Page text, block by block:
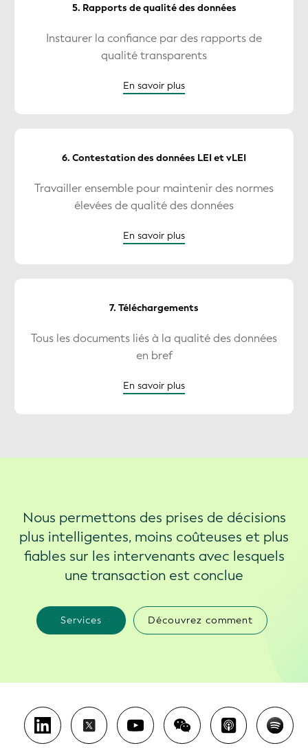
5. Rapports de qualité des données
Instaurer la confiance par des rapports de
qualité transparents
En savoir plus
6. Contestation des données LEI et vLEI
Travailler ensemble pour maintenir des normes
élevées de qualité des données
En savoir plus
7. Téléchargements
Tous les documents liés à la qualité des données
en bref
En savoir plus
Nous permettons des prises de décisions
plus intelligentes, moins coûteuses et plus
fiables sur les intervenants avec lesquels
une transaction est conclue
Services Découvrez comment